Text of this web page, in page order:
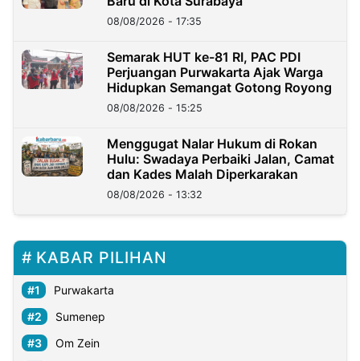
08/08/2026 - 17:35
Semarak HUT ke-81 RI, PAC PDI
Perjuangan Purwakarta Ajak Warga
Hidupkan Semangat Gotong Royong
08/08/2026 - 15:25
Menggugat Nalar Hukum di Rokan
Hulu: Swadaya Perbaiki Jalan, Camat
dan Kades Malah Diperkarakan
08/08/2026 - 13:32
KABAR PILIHAN
Purwakarta
Sumenep
Om Zein